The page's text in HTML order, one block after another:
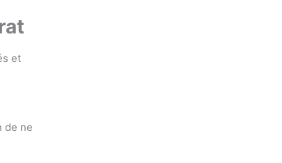
et
de ne